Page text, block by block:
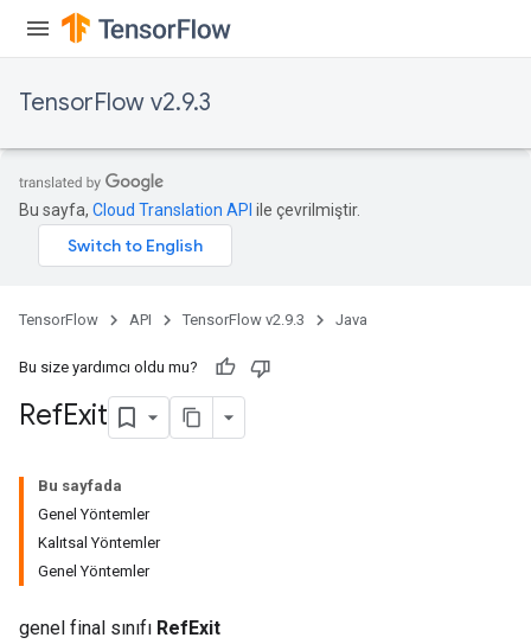
TensorFlow v2.9.3
Bu sayfa, Cloud Translation API ile çevrilmiştir.
TensorFlow API TensorFlow v2.9.3 Java
Bu size yardımcı oldu mu?
RefExit
Bu sayfada
Genel Yöntemler
Kalıtsal Yöntemler
Genel Yöntemler
genel final sınıfı RefExit